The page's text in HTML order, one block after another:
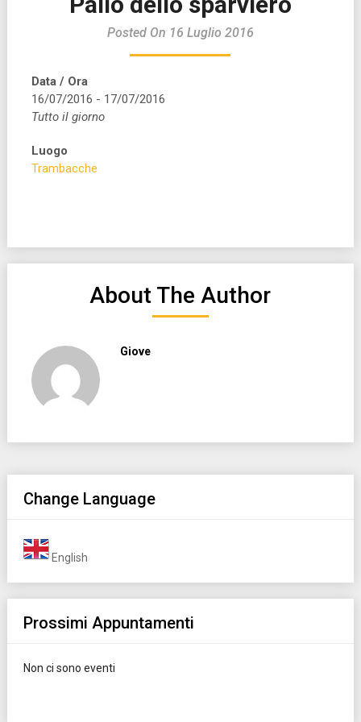
Posted On 16 Luglio 2016
Data / Ora
16/07/2016 - 17/07/2016
Tutto il giorno
Luogo
Trambacche
About The Author
Giove
Change Language
English
Prossimi Appuntamenti
Non ci sono eventi